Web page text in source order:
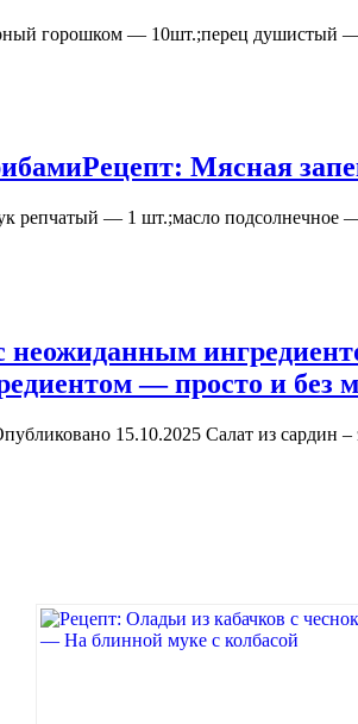
горошком — 10шт.;перец душистый
Рецепт: Мясная
— 1 шт.;масло подсолнечное
— просто и без
15.10.2025 Салат из сардин –